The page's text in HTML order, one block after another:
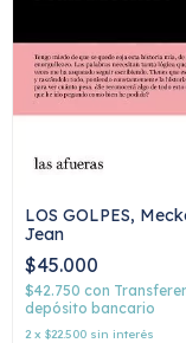
LOS GOLPES,
Jean
$45.000
$42.750 con
depósito bancario
2 x $22.500 sin interés